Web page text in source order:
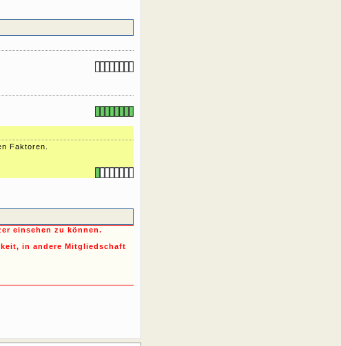
Faktoren.
einsehen zu können.
in andere Mitgliedschaft